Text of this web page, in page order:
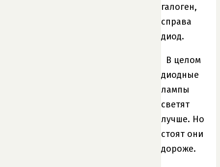
галоген,
справа
диод.
В целом
диодные
лампы
светят
лучше. Но
стоят они
дороже.